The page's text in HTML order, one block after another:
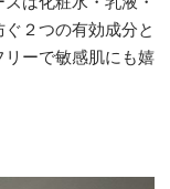
２つの有効成分と
ーで敏感肌にも嬉